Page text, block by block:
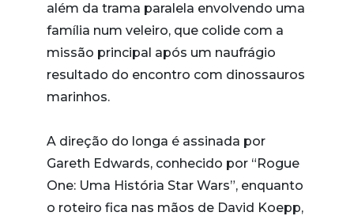
além da trama paralela envolvendo uma
família num veleiro, que colide com a
missão principal após um naufrágio
resultado do encontro com dinossauros
marinhos.
A direção do longa é assinada por
Gareth Edwards, conhecido por “Rogue
One: Uma História Star Wars”, enquanto
o roteiro fica nas mãos de David Koepp,